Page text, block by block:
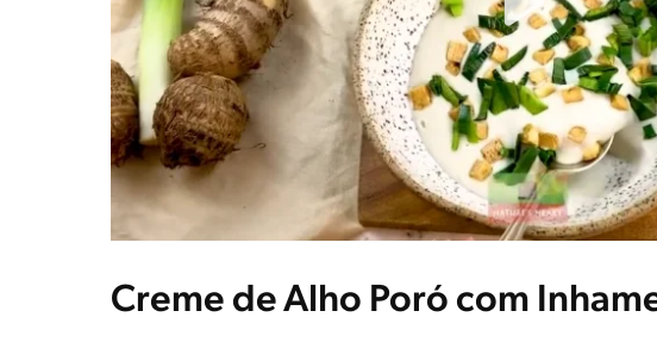
Creme de Alho Poró com